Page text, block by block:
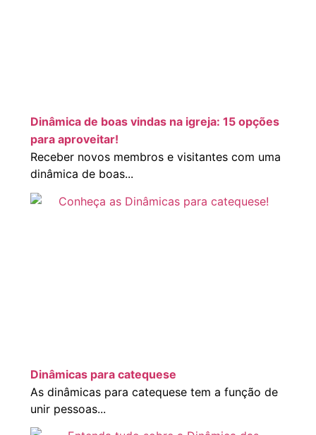
Dinâmica de boas vindas na igreja: 15 opções
para aproveitar!
Receber novos membros e visitantes com uma
dinâmica de boas...
Dinâmicas para catequese
As dinâmicas para catequese tem a função de
unir pessoas...